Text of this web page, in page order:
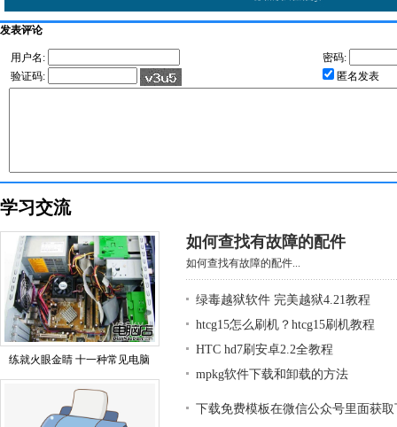
发表评论
用户名:
密码:
验证码:
匿名发表
学习交流
练就火眼金睛 十一种常见电脑
如何查找有故障的配件
如何查找有故障的配件...
绿毒越狱软件 完美越狱4.21教程
htcg15怎么刷机？htcg15刷机教程
HTC hd7刷安卓2.2全教程
mpkg软件下载和卸载的方法
下载免费模板在微信公众号里面获